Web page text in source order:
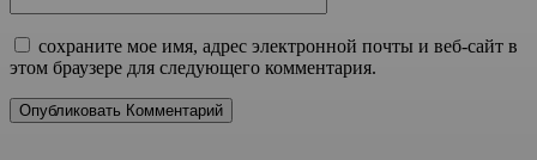
сохраните мое имя, адрес электронной почты и веб-сайт в
этом браузере для следующего комментария.